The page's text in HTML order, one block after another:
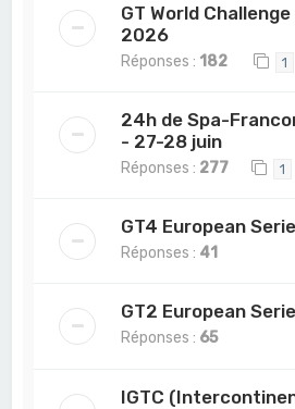
GT World
2026
Réponses : 182 1
24h de Spa-
- 27-28 juin
Réponses : 277 1
GT4 European
Réponses : 41
GT2 European
Réponses : 65
IGTC